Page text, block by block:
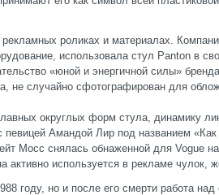
рекламных роликах и материалах.
использовала стул Panton в
«юной и энергичной силы»
не случайно сфотографирован для
округлых форм стула, динамику
Амандой Лир под названием «Как
Мосс снялась обнаженной для Vogue
активно используется в рекламе чулок,
году, но и после его смерти работа